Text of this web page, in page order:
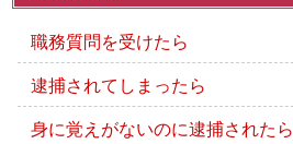
職務質問を受けたら
逮捕されてしまったら
身に覚えがないのに逮捕されたら